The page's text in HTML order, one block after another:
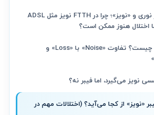
اینترنت فیبر نوری و «نویز»؛ چرا در FTTH نویز مثل ADSL
اختلال هنوز ممکن است؟
1) نویز دقیقاً چیست؟ تفاوت «Noise» با «Loss» و
«نویز» از کجا می‌آید؟ (اختلالات مهم در